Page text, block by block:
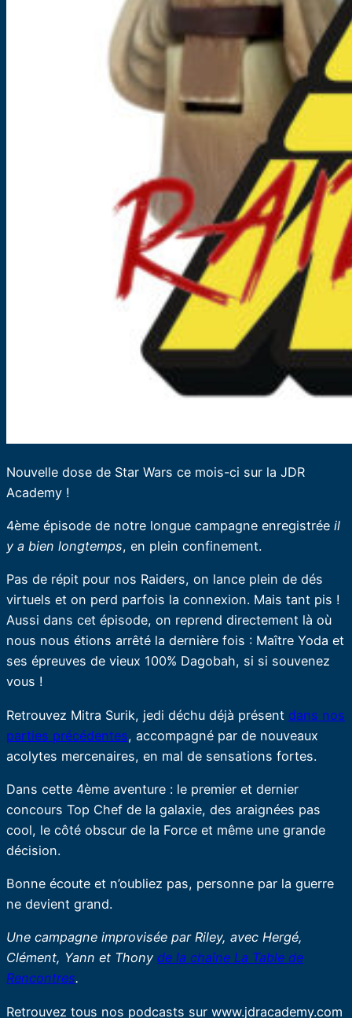
Nouvelle dose de Star Wars ce mois-ci sur la JDR
Academy !
4ème épisode de notre longue campagne enregistrée il
y a bien longtemps, en plein confinement.
Pas de répit pour nos Raiders, on lance plein de dés
virtuels et on perd parfois la connexion. Mais tant pis !
Aussi dans cet épisode, on reprend directement là où
nous nous étions arrêté la dernière fois : Maître Yoda et
ses épreuves de vieux 100% Dagobah, si si souvenez
vous !
Retrouvez Mitra Surik, jedi déchu déjà présent dans nos
parties précédentes, accompagné par de nouveaux
acolytes mercenaires, en mal de sensations fortes.
Dans cette 4ème aventure : le premier et dernier
concours Top Chef de la galaxie, des araignées pas
cool, le côté obscur de la Force et même une grande
décision.
Bonne écoute et n’oubliez pas, personne par la guerre
ne devient grand.
Une campagne improvisée par Riley, avec Hergé,
Clément, Yann et Thony de la chaîne La Table de
Rencontres.
Retrouvez tous nos podcasts sur www.jdracademy.com